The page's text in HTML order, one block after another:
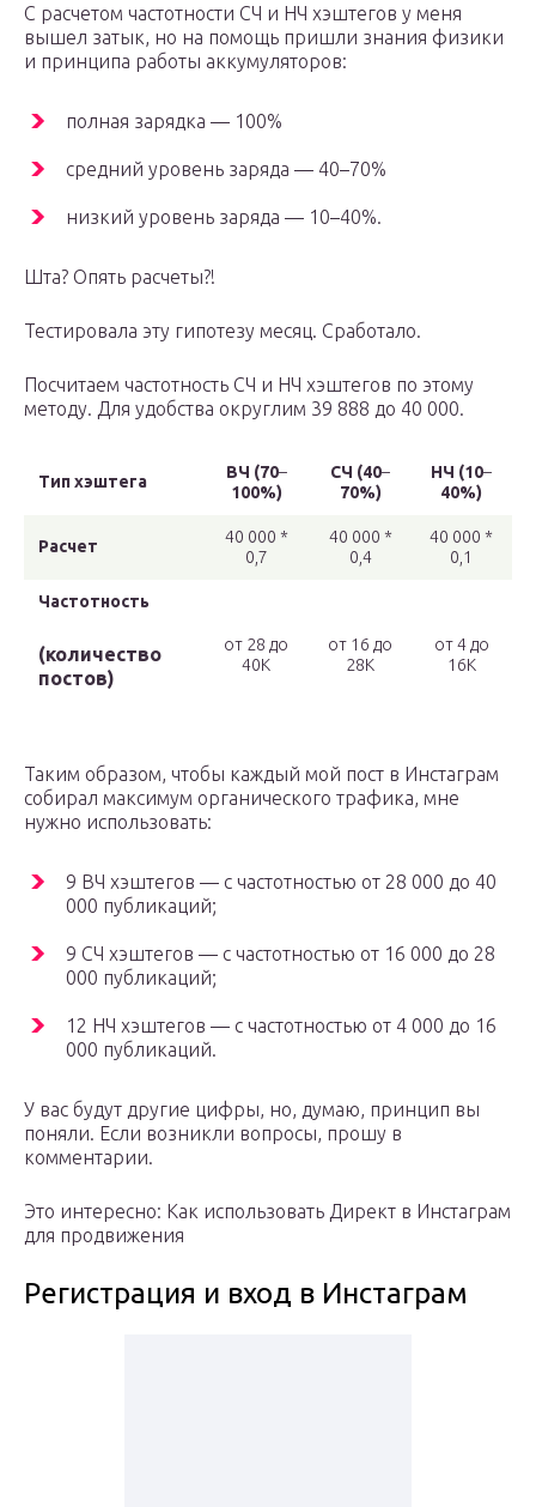
С расчетом частотности СЧ и НЧ хэштегов у меня
вышел затык, но на помощь пришли знания физики
и принципа работы аккумуляторов:
полная зарядка — 100%
средний уровень заряда — 40–70%
низкий уровень заряда — 10–40%.
Шта? Опять расчеты?!
Тестировала эту гипотезу месяц. Сработало.
Посчитаем частотность СЧ и НЧ хэштегов по этому
методу. Для удобства округлим 39 888 до 40 000.
Тип хэштега ВЧ (70–
100%)
СЧ (40–
70%)
НЧ (10–
40%)
Расчет
40 000 *
0,7
40 000 *
0,4
40 000 *
0,1
Частотность
(количество
постов)
от 28 до
40К
от 16 до
28К
от 4 до
16К
Таким образом, чтобы каждый мой пост в Инстаграм
собирал максимум органического трафика, мне
нужно использовать:
9 ВЧ хэштегов — с частотностью от 28 000 до 40
000 публикаций;
9 СЧ хэштегов — с частотностью от 16 000 до 28
000 публикаций;
12 НЧ хэштегов — с частотностью от 4 000 до 16
000 публикаций.
У вас будут другие цифры, но, думаю, принцип вы
поняли. Если возникли вопросы, прошу в
комментарии.
Это интересно: Как использовать Директ в Инстаграм
для продвижения
Регистрация и вход в Инстаграм